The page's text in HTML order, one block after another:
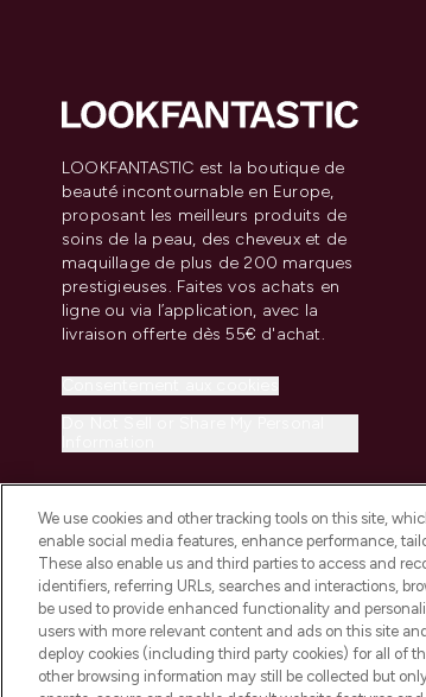
LOOKFANTASTIC est la boutique de
beauté incontournable en Europe,
proposant les meilleurs produits de
soins de la peau, des cheveux et de
maquillage de plus de 200 marques
prestigieuses. Faites vos achats en
ligne ou via l’application, avec la
livraison offerte dès 55€ d'achat.
2026 THG Beauty Europe GmbH Maximilianstrasse 54
We use cookies and other tracking tools on this site,
enable social media features, enhance performance,
These also enable us and third parties to access and
identifiers, referring URLs, searches and interactions,
be used to provide enhanced functionality and
users with more relevant content and ads on this site
deploy cookies (including third party cookies) for all of
other browsing information may still be collected but